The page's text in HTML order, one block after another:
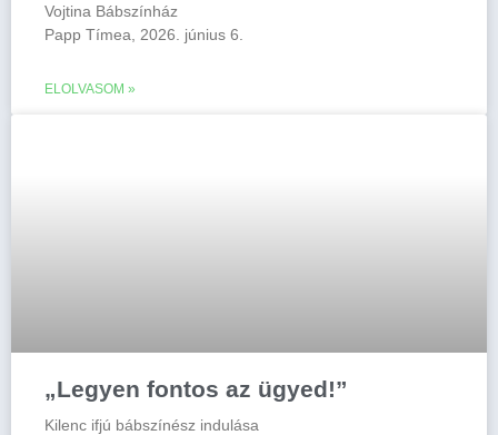
Vojtina Bábszínház
Papp Tímea, 2026. június 6.
ELOLVASOM »
„Legyen fontos az ügyed!”
Kilenc ifjú bábszínész indulása